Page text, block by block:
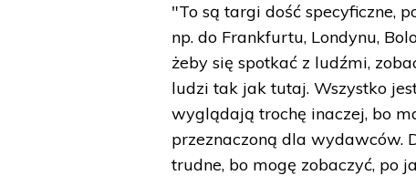
"To są targi dość specyficzne,
np. do Frankfurtu, Londynu,
żeby się spotkać z ludźmi,
ludzi tak jak tutaj. Wszystko
wyglądają trochę inaczej, bo
przeznaczoną dla wydawców.
trudne, bo mogę zobaczyć, po